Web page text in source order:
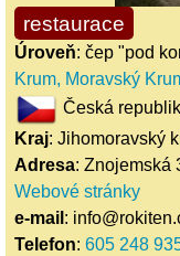
restaurace
Úroveň: čep "pod
Krum, Moravský
Česká
Kraj: Jihomoravský
Adresa: Znojemská
Webové stránky
e-mail :
Telefon: 605 248